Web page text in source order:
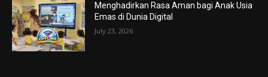
Menghadirkan Rasa Aman bagi Anak Usia
Emas di Dunia Digital
July 23, 2026